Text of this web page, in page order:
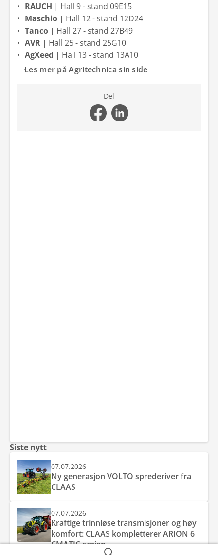
RAUCH | Hall 9 - stand 09E15
Maschio | Hall 12 - stand 12D24
Tanco | Hall 27 - stand 27B49
AVR | Hall 25 - stand 25G10
AgXeed | Hall 13 - stand 13A10
Les mer på Agritechnica sin side
Del
Siste nytt
07.07.2026
Ny generasjon VOLTO sprederiver fra
CLAAS
07.07.2026
Kraftige trinnløse transmisjoner og høy
komfort: CLAAS kompletterer ARION 6
CMATIC-serien